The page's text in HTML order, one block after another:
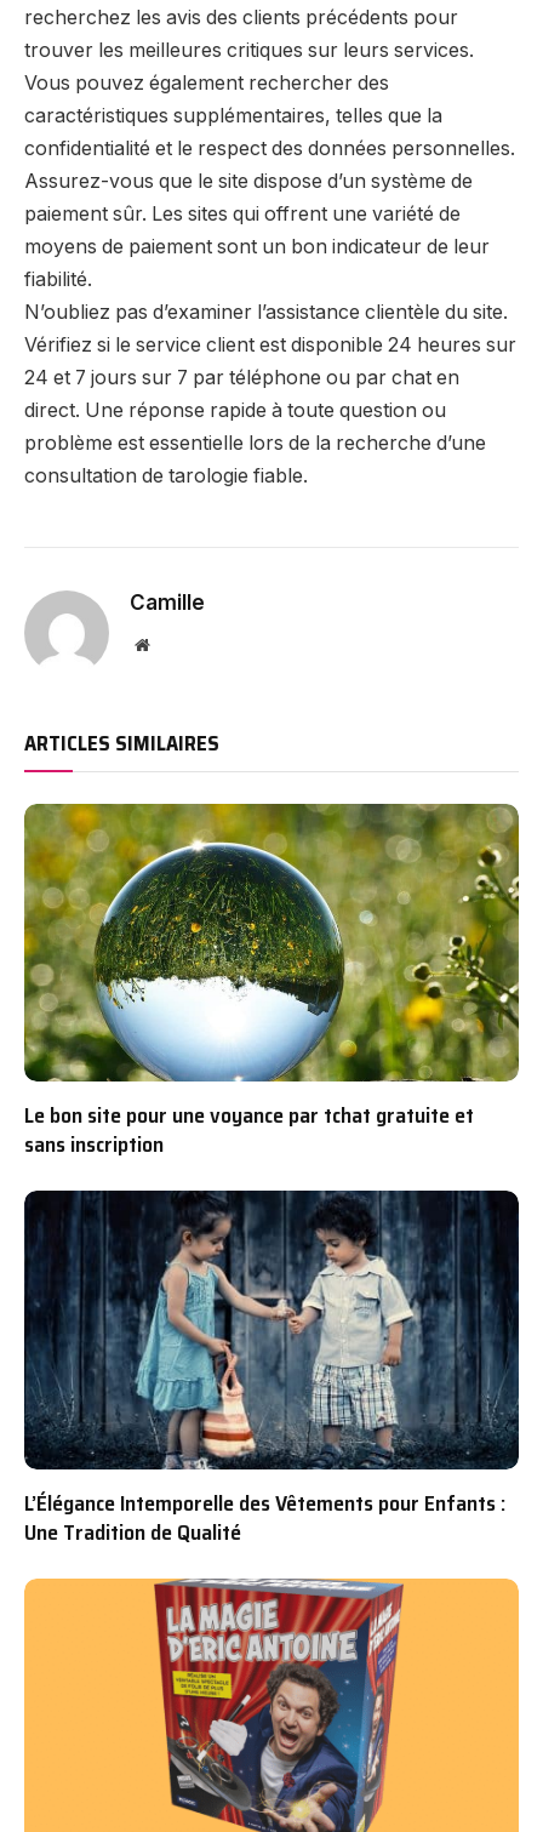
recherchez les avis des clients précédents pour
trouver les meilleures critiques sur leurs services.
Vous pouvez également rechercher des
caractéristiques supplémentaires, telles que la
confidentialité et le respect des données personnelles.
Assurez-vous que le site dispose d’un système de
paiement sûr. Les sites qui offrent une variété de
moyens de paiement sont un bon indicateur de leur
fiabilité.
N’oubliez pas d’examiner l’assistance clientèle du site.
Vérifiez si le service client est disponible 24 heures sur
24 et 7 jours sur 7 par téléphone ou par chat en
direct. Une réponse rapide à toute question ou
problème est essentielle lors de la recherche d’une
consultation de tarologie fiable.
Camille
Website
ARTICLES SIMILAIRES
Le bon site pour une voyance par tchat gratuite et
sans inscription
L’Élégance Intemporelle des Vêtements pour Enfants :
Une Tradition de Qualité